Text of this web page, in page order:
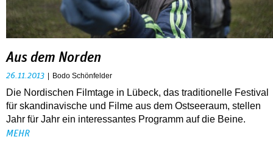
Aus dem Norden
26.11.2013 Bodo Schönfelder
Die Nordischen Filmtage in Lübeck, das traditionelle Festival
für skandinavische und Filme aus dem Ostseeraum, stellen
Jahr für Jahr ein interessantes Programm auf die Beine.
MEHR